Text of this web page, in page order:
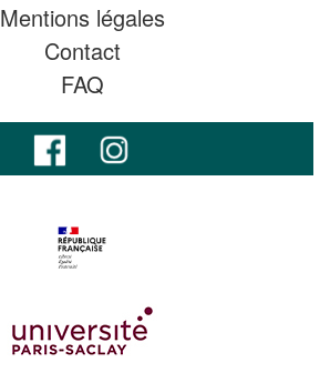
Mentions légales
Contact
FAQ